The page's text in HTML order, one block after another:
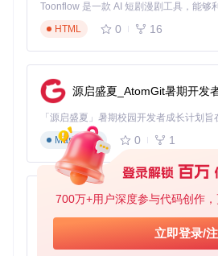
700万+用户深度参与代码创作
立即登录/
生物大分子序列编辑：从单核苷酸到
错。Ketcher的大分子编辑模块采用序
户只需输入氨基酸或核苷酸序列，系
学结构，并保持正确的连接方式和立
义的单体数据库和连接规则引擎，支
修饰类型的自动识别与绘制。
图3：Ketcher的RNA序列编辑模式，
级结构自动生成（数据来源：
适用场景：siRNA设计、肽段模拟和
列如"CUUGAGGP"可自动生成对应
：手动绘制含50个核苷酸的
HTML
0 16
源启盛夏_AtomGit暑期开发
Markdown
0 1
AionUi
TypeScript
0 6